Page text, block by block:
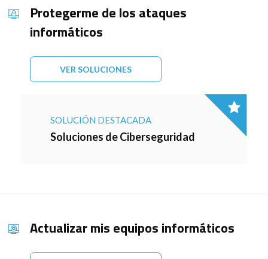
Protegerme de los ataques
informáticos
VER SOLUCIONES
SOLUCIÓN DESTACADA
Soluciones de Ciberseguridad
Actualizar mis equipos informáticos